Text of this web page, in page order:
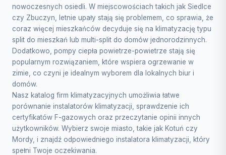
nowoczesnych osiedli. W miejscowościach takich jak Siedlce
czy Zbuczyn, letnie upały stają się problemem, co sprawia, że
coraz więcej mieszkańców decyduje się na klimatyzację typu
split do mieszkań lub multi-split do domów jednorodzinnych.
Dodatkowo, pompy ciepła powietrze-powietrze stają się
popularnym rozwiązaniem, które wspiera ogrzewanie w
zimie, co czyni je idealnym wyborem dla lokalnych biur i
domów.
Nasz katalog firm klimatyzacyjnych umożliwia łatwe
porównanie instalatorów klimatyzacji, sprawdzenie ich
certyfikatów F-gazowych oraz przeczytanie opinii innych
użytkowników. Wybierz swoje miasto, takie jak Kotuń czy
Mordy, i znajdź odpowiedniego instalatora klimatyzacji, który
spełni Twoje oczekiwania.